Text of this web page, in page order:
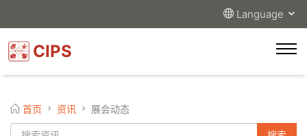
Language
CIPS
首页 资讯 展会动态